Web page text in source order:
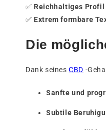
✅ Reichhaltiges Profil
✅ Extrem formbare
Die
Dank seinesCBD -
Sanfte und
Subtile